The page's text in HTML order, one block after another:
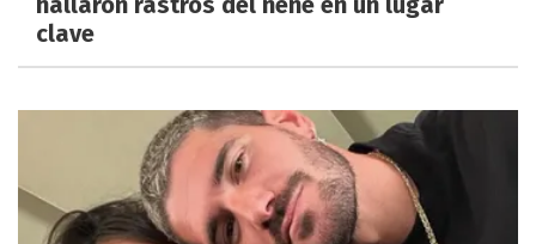
clave